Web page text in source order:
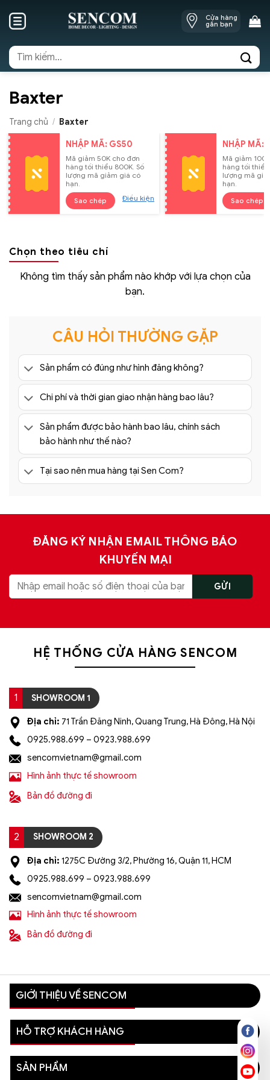
Cửa hàng
gần bạn
Tìm
kiếm:
Baxter
Trang chủ / Baxter
NHẬP MÃ: GS50
Mã giảm 50K cho đơn
hàng tối thiểu 800K. Số
lượng mã giảm giá có
hạn.
Sao chép Điều kiện
NHẬP MÃ:
Mã giảm
hàng tối thiểu
lượng mã
hạn.
Sao chép
Chọn theo tiêu chí
Không tìm thấy sản phẩm nào khớp với lựa chọn của
bạn.
CÂU HỎI THƯỜNG GẶP
Sản phẩm có đúng như hình đăng không?
Chi phí và thời gian giao nhận hàng bao lâu?
Sản phẩm được bảo hành bao lâu, chính sách
bảo hành như thế nào?
Tại sao nên mua hàng tại Sen Com?
ĐĂNG KÝ NHẬN EMAIL THÔNG BÁO
KHUYẾN MẠI
HỆ THỐNG CỬA HÀNG SENCOM
1 SHOWROOM 1
Địa chỉ: 71 Trần Đăng Ninh, Quang Trung, Hà Đông, Hà Nội
0925.988.699 – 0923.988.699
sencomvietnam@gmail.com
Hình ảnh thực tế showroom
Bản đồ đường đi
2 SHOWROOM 2
Địa chỉ: 1275C Đường 3/2, Phường 16, Quận 11, HCM
0925.988.699 – 0923.988.699
sencomvietnam@gmail.com
Hình ảnh thực tế showroom
Bản đồ đường đi
GIỚI THIỆU VỀ SENCOM
HỖ TRỢ KHÁCH HÀNG
SẢN PHẨM